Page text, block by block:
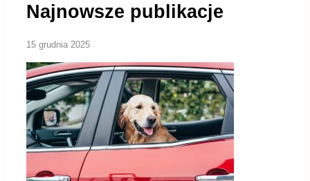
Najnowsze publikacje
15 grudnia 2025